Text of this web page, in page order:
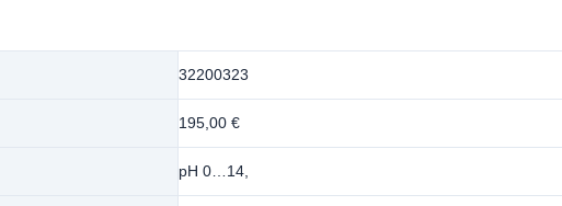
32200323
195,00 €
pH 0…14,